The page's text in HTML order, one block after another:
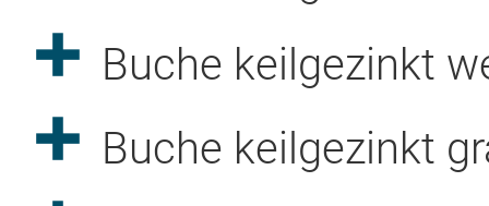
Buche keilgezinkt
Buche keilgezinkt